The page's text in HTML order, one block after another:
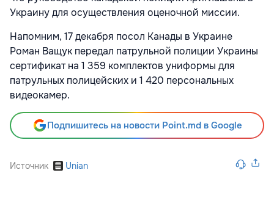
Украину для осуществления оценочной миссии.
Напомним, 17 декабря посол Канады в Украине
Роман Ващук передал патрульной полиции Украины
сертификат на 1 359 комплектов униформы для
патрульных полицейских и 1 420 персональных
видеокамер.
Подпишитесь на новости Point.md в Google
Источник Unian